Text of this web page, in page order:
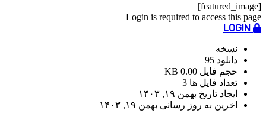
[featured_image]
Login is required to access this page
نسخه
دانلود 95
حجم فایل 0.00 KB
تعداد فایل ها 3
ایجاد تاریخ بهمن ۱۹, ۱۴۰۳
اخرین به روز رسانی بهمن ۱۹, ۱۴۰۳